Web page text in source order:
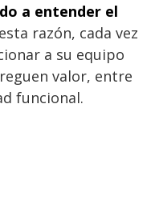
a entender el
razón, cada vez
a su equipo
valor, entre
funcional.